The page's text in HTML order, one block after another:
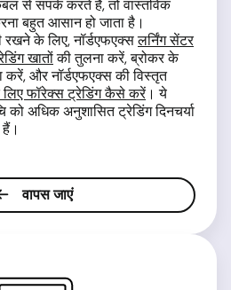
से संपर्क करते हैं, तो वास्तविक
बहुत आसान हो जाता है।
रखने के लिए, नॉर्डएफएक्सलर्निंग सेंटर
खातोंकी तुलना करें, ब्रोकर के
करें, और नॉर्डएफएक्स की विस्तृत
फॉरेक्स ट्रेडिंग कैसे करें। ये
को अधिक अनुशासित ट्रेडिंग दिनचर्या
वापस जाएं